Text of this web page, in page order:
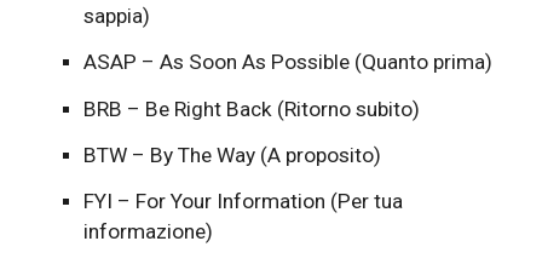
sappia)
ASAP – As Soon As Possible (Quanto prima)
BRB – Be Right Back (Ritorno subito)
BTW – By The Way (A proposito)
FYI – For Your Information (Per tua
informazione)